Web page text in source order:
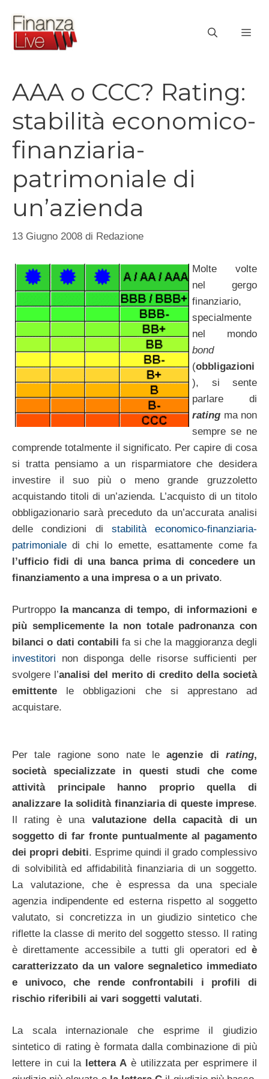
contenuto
AAA o CCC? Rating:
stabilità economico-
finanziaria-
patrimoniale di
un’azienda
13 Giugno 2008 di Redazione
Molte volte
nel gergo
finanziario,
specialmente
nel mondo
bond
(obbligazioni
), si sente
parlare di
rating ma non
sempre se ne
comprende totalmente il significato. Per capire di cosa
si tratta pensiamo a un risparmiatore che desidera
investire il suo più o meno grande gruzzoletto
acquistando titoli di un’azienda. L’acquisto di un titolo
obbligazionario sarà preceduto da un’accurata analisi
delle condizioni di stabilità economico-finanziaria-
patrimoniale di chi lo emette, esattamente come fa
l’ufficio fidi di una banca prima di concedere un
finanziamento a una impresa o a un privato.
Purtroppo la mancanza di tempo, di informazioni e
più semplicemente la non totale padronanza con
bilanci o dati contabili fa si che la maggioranza degli
investitori non disponga delle risorse sufficienti per
svolgere l’analisi del merito di credito della società
emittente le obbligazioni che si apprestano ad
acquistare.
Per tale ragione sono nate leagenzie di rating,
società specializzate in questi studi che come
attività principale hanno proprio quella di
analizzare la solidità finanziaria di queste imprese.
Il rating è una valutazione della capacità di un
soggetto di far fronte puntualmente al pagamento
dei propri debiti. Esprime quindi il grado complessivo
di solvibilità ed affidabilità finanziaria di un soggetto.
La valutazione, che è espressa da una speciale
agenzia indipendente ed esterna rispetto al soggetto
valutato, si concretizza in un giudizio sintetico che
riflette la classe di merito del soggetto stesso. Il rating
è direttamente accessibile a tutti gli operatori ed è
caratterizzato da un valore segnaletico immediato
e univoco, che rende confrontabili i profili di
rischio riferibili ai vari soggetti valutati.
La scala internazionale che esprime il giudizio
sintetico di rating è formata dalla combinazione di più
lettere in cui la lettera A è utilizzata per esprimere il